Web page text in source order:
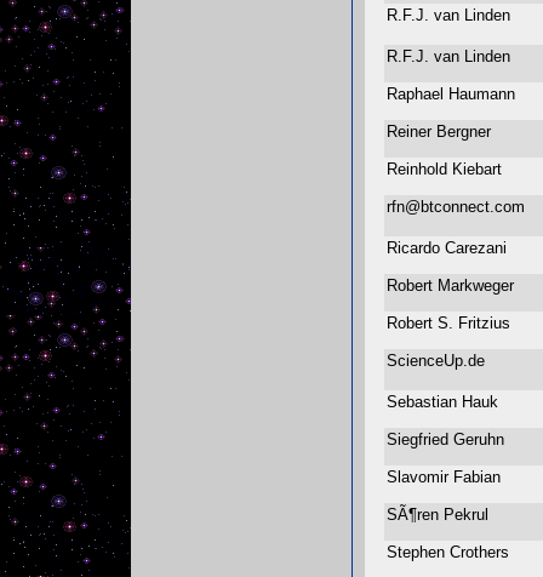
R.F.J. van Linden
R.F.J. van Linden
Raphael Haumann
Reiner Bergner
Reinhold Kiebart
rfn@btconnect.com
Ricardo Carezani
Robert Markweger
Robert S. Fritzius
ScienceUp.de
Sebastian Hauk
Siegfried Geruhn
Slavomir Fabian
SÃ¶ren Pekrul
Stephen Crothers